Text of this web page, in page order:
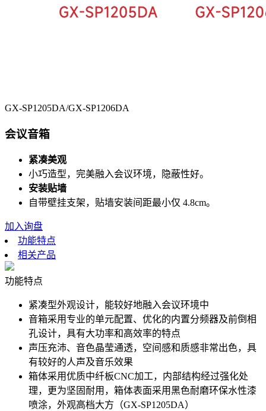
GX-SP1205DA/GX-SP1206DA
会议音箱
紧凑美观
小巧造型，完美融入会议环境，隐蔽性好。
安装贴墙
自带壁挂支架，贴墙安装间距最小仅 4.8cm。
加入询盘
功能特点
相关产品
功能特点
紧凑型外观设计，能较好地融入会议环境中
音箱采用专业的单元配置、优化的内置分频器及前倒相
孔设计，具有大功率和高效率的特点
声压充沛、音色晶莹通透，空间感和质感非常出色，具
有较好的人声及音乐效果
箱体采用优质中纤板CNC加工，内部结构经过强化处
理，更为坚固耐用，箱体表面采用黑色耐磨环保水性漆
喷涂，外观高档大方（GX-SP1205DA）